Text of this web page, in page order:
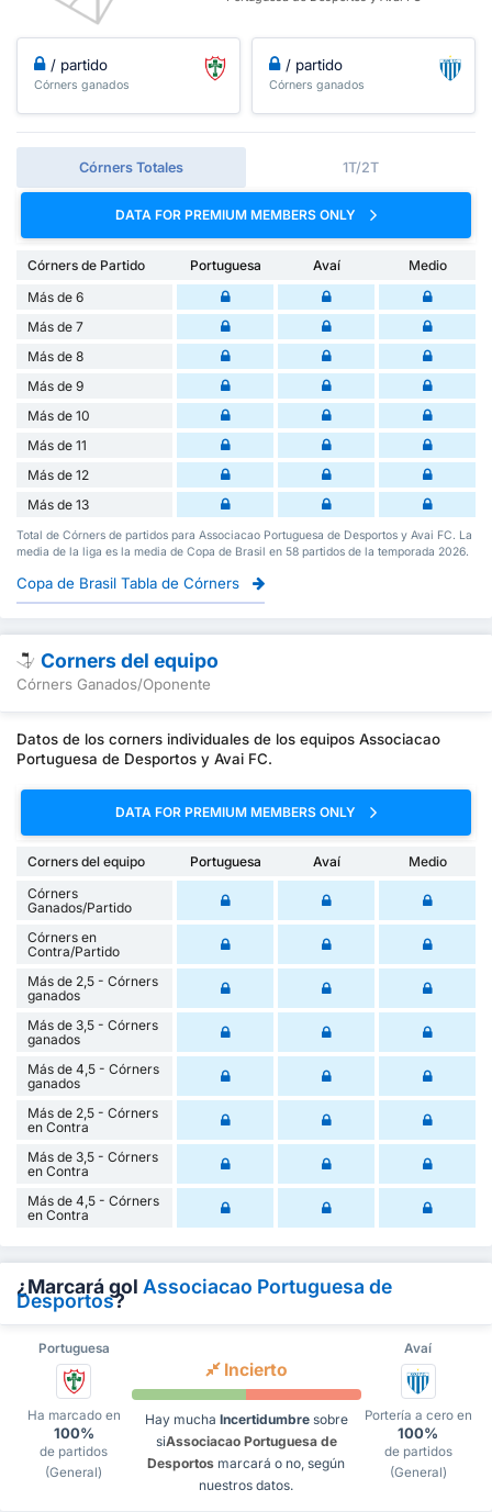
/ partido
Córners ganados
/ partido
Córners ganados
Córners Totales 1T/2T
DATA FOR PREMIUM MEMBERS ONLY
Córners de Partido Portuguesa Avaí
Medio
Más de 6
Más de 7
Más de 8
Más de 9
Más de 10
Más de 11
Más de 12
Más de 13
Total de Córners de partidos para Associacao Portuguesa de Desportos y Avai FC. La
media de la liga es la media de Copa de Brasil en 58 partidos de la temporada 2026.
Copa de Brasil Tabla de Córners
Corners del equipo
Córners Ganados/Oponente
Datos de los corners individuales de los equipos Associacao
Portuguesa de Desportos y Avai FC.
DATA FOR PREMIUM MEMBERS ONLY
Corners del equipo Portuguesa Avaí
Medio
Córners
Ganados/Partido
Córners en
Contra/Partido
Más de 2,5 - Córners
ganados
Más de 3,5 - Córners
ganados
Más de 4,5 - Córners
ganados
Más de 2,5 - Córners
en Contra
Más de 3,5 - Córners
en Contra
Más de 4,5 - Córners
en Contra
¿Marcará gol Associacao Portuguesa de
Desportos?
Portuguesa Avaí
Ha marcado en
100%
de partidos
(General)
Incierto
Hay mucha Incertidumbresobre
siAssociacao Portuguesa de
Desportos marcará o no, según
nuestros datos.
Portería a cero en
100%
de partidos
(General)